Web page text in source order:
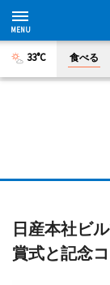
33°C 食べる
日産本社ビ
賞式と記念